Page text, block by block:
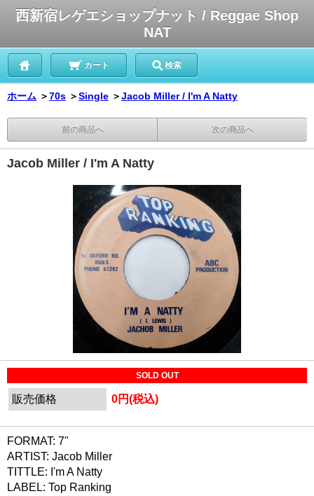
西新宿レゲエショップナット / Reggae Shop
NAT
カート 検索
ホーム ＞70s ＞Single ＞Jacob Miller / I'm A Natty
前の商品へ 次の商品へ
Jacob Miller / I'm A Natty
SOLD OUT
販売価格 0円(税込)
FORMAT: 7"
ARTIST: Jacob Miller
TITTLE: I'm A Natty
LABEL: Top Ranking